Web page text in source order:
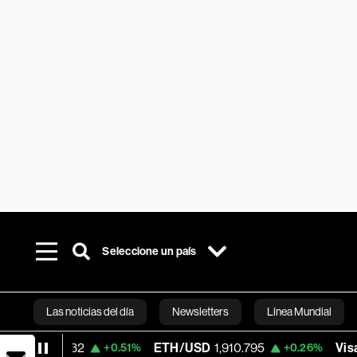
Seleccione un país
Las noticias del día Newsletters Línea Mundial
Bloomberg
ETH/USD 1,910.795 +0.26% Visa 370.47